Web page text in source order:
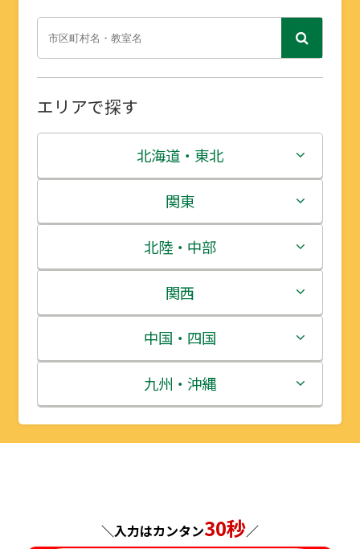
エリアで探す
北海道・東北
北海道
青森県
岩手県
宮城県
秋田県
山形県
関東
茨城県
栃木県
群馬県
埼玉県
千葉県
北陸・中部
新潟県
富山県
石川県
福井県
関西
三重県
滋賀県
京都府
中国・四国
鳥取県
島根県
九州・沖縄
福岡県
＼入力はカンタン30秒／